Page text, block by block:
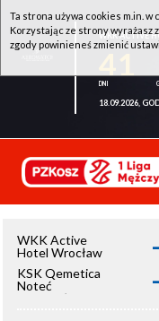
WKK ACTIVE
18.09.2026,
WKK Active
Hotel Wrocław
KSK Qemetica
Noteć
Inowrocław
Ta strona używa cookies m.in.
Korzystając ze strony wyrażasz
zgody powinieneś zmienić